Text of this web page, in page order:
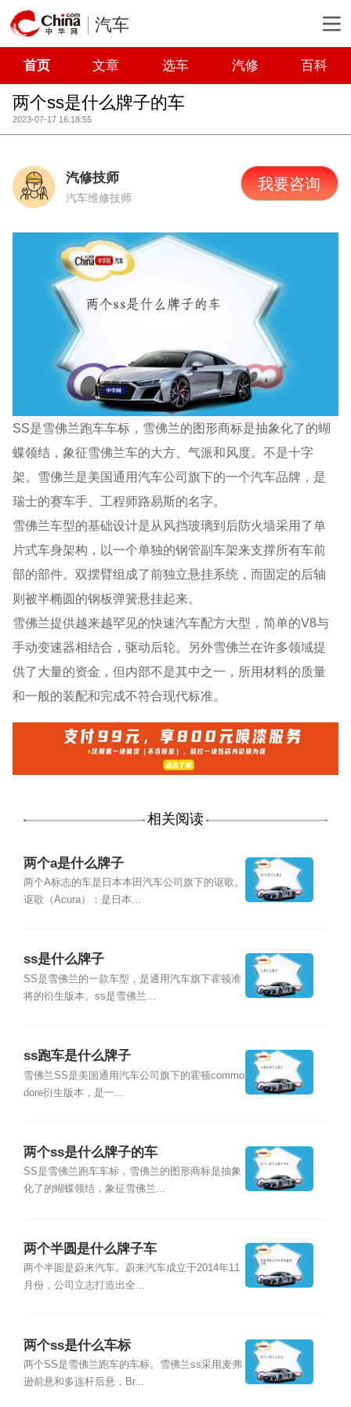
汽车
首页 文章 选车 汽修 百科
两个ss是什么牌子的车
2023-07-17 16:18:55
汽修技师
汽车维修技师
我要咨询
SS是雪佛兰跑车车标，雪佛兰的图形商标是抽象化了的蝴
蝶领结，象征雪佛兰车的大方、气派和风度。不是十字
架。雪佛兰是美国通用汽车公司旗下的一个汽车品牌，是
瑞士的赛车手、工程师路易斯的名字。
雪佛兰车型的基础设计是从风挡玻璃到后防火墙采用了单
片式车身架构，以一个单独的钢管副车架来支撑所有车前
部的部件。双摆臂组成了前独立悬挂系统，而固定的后轴
则被半椭圆的钢板弹簧悬挂起来。
雪佛兰提供越来越罕见的快速汽车配方大型，简单的V8与
手动变速器相结合，驱动后轮。另外雪佛兰在许多领域提
供了大量的资金，但内部不是其中之一，所用材料的质量
和一般的装配和完成不符合现代标准。
相关阅读
两个a是什么牌子
两个A标志的车是日本本田汽车公司旗下的讴歌。
讴歌（Acura）：是日本...
ss是什么牌子
SS是雪佛兰的一款车型，是通用汽车旗下霍顿准
将的衍生版本。ss是雪佛兰...
ss跑车是什么牌子
雪佛兰SS是美国通用汽车公司旗下的霍顿commo
dore衍生版本，是一...
两个ss是什么牌子的车
SS是雪佛兰跑车车标，雪佛兰的图形商标是抽象
化了的蝴蝶领结，象征雪佛兰...
两个半圆是什么牌子车
两个半圆是蔚来汽车。蔚来汽车成立于2014年11
月份，公司立志打造出全...
两个ss是什么车标
两个SS是雪佛兰跑车的车标。雪佛兰ss采用麦弗
逊前悬和多连杆后悬，Br...